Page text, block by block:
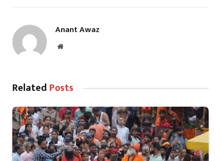
Anant Awaz
Website
Related Posts